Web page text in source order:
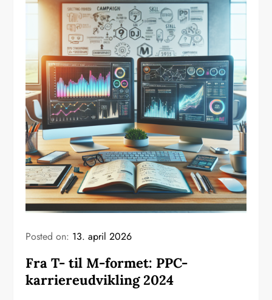
Posted on: 13. april 2026
Fra T- til M-formet: PPC-
karriereudvikling 2024